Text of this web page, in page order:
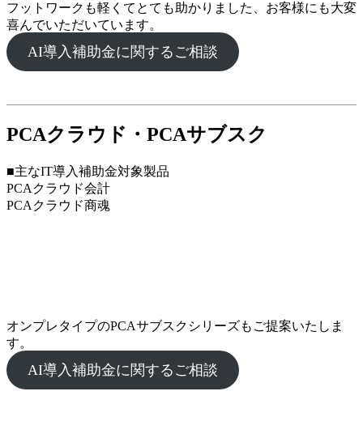
フットワークも軽くてとても助かりました、お客様にも大変
喜んでいただいています。
AI導入補助金に関するご相談
PCAクラウド・PCAサブスク
■主なIT導入補助金対象製品
PCAクラウド会計
PCAクラウド商魂
オンプレタイプのPCAサブスクシリーズもご提案いたしま
す。
AI導入補助金に関するご相談